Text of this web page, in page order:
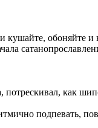
обоняйте и
как
подпевать,